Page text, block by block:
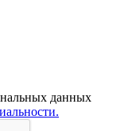
данных